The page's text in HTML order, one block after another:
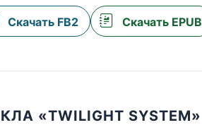
Скачать FB2 Скачать EPUB
«TWILIGHT SYSTEM»